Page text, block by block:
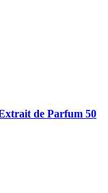
de Parfum 50